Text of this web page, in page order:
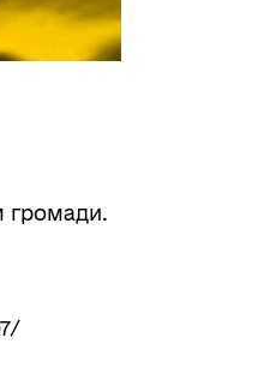
громади.